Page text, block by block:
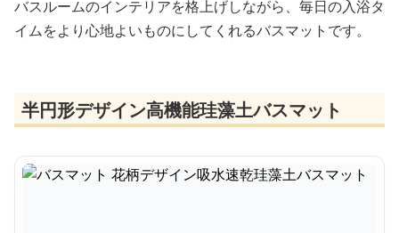
バスルームのインテリアを格上げしながら、毎日の入浴タ
イムをより心地よいものにしてくれるバスマットです。
半円形デザイン高機能珪藻土バスマット